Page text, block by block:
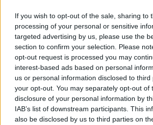
If you wish to opt-out of the sale, sharing to
processing of your personal or sensitive
targeted advertising by us, please use the
section to confirm your selection. Please
opt-out request is processed you may
interest-based ads based on personal
us or personal information disclosed to
your opt-out. You may separately opt-out of
disclosure of your personal information by
IAB’s list of downstream participants. This
also be disclosed by us to third parties on
ANZEIGE